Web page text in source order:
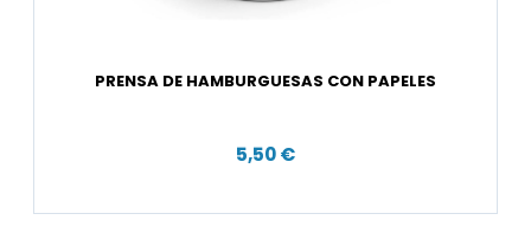
PRENSA DE HAMBURGUESAS CON PAPELES
5,50 €